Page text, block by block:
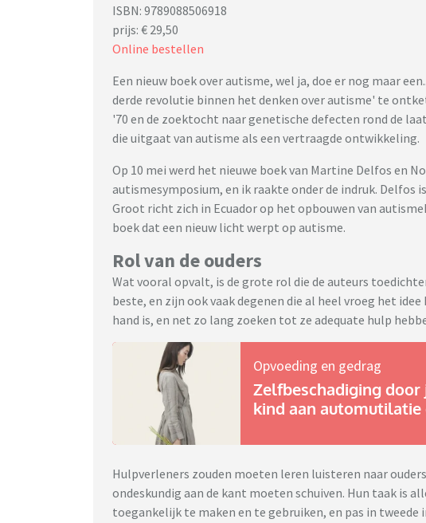
ISBN: 9789088506918
prijs: € 29,50
Online bestellen
Een nieuw boek over autisme, wel ja, doe er nog maar
derde revolutie binnen het denken over autisme' te
'70 en de zoektocht naar genetische defecten rond de
die uitgaat van autisme als een vertraagde ontwikkeling.
Op 10 mei werd het nieuwe boek van Martine Delfos en
autismesymposium, en ik raakte onder de indruk. Delfos
Groot richt zich in Ecuador op het opbouwen van
boek dat een nieuw licht werpt op autisme.
Rol van de ouders
Wat vooral opvalt, is de grote rol die de auteurs
beste, en zijn ook vaak degenen die al heel vroeg het
hand is, en net zo lang zoeken tot ze adequate hulp
Opvoeding en gedrag
Zelfbeschadiging door
kind aan automutilatie
Hulpverleners zouden moeten leren luisteren naar
ondeskundig aan de kant moeten schuiven. Hun taak is
toegankelijk te maken en te gebruiken, en pas in